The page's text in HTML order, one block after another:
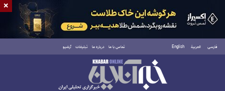
فارسی العربية English تماس با ما درباره ما تبلیغات آرشیو
یکشنبه ۱۸ مرداد ۱۴۰۵
×